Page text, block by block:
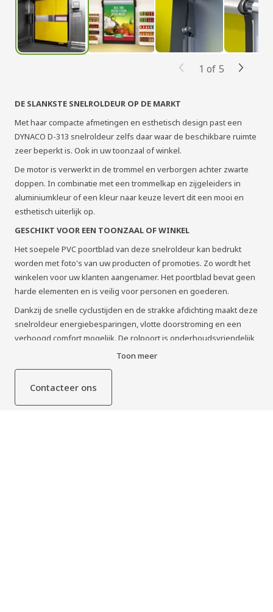
DE SLANKSTE SNELROLDEUR OP DE MARKT
Met haar compacte afmetingen en esthetisch design past een
DYNACO D-313 snelroldeur zelfs daar waar de beschikbare ruimte
zeer beperkt is. Ook in uw toonzaal of winkel.
De motor is verwerkt in de trommel en verborgen achter zwarte
doppen. In combinatie met een trommelkap en zijgeleiders in
aluminiumkleur of een kleur naar keuze levert dit een mooi en
esthetisch uiterlijk op.
GESCHIKT VOOR EEN TOONZAAL OF WINKEL
Het soepele PVC poortblad van deze snelroldeur kan bedrukt
worden met foto's van uw producten of promoties. Zo wordt het
winkelen voor uw klanten aangenamer. Het poortblad bevat geen
harde elementen en is veilig voor personen en goederen.
Dankzij de snelle cyclustijden en de strakke afdichting maakt deze
snelroldeur energiebesparingen, vlotte doorstroming en een
verhoogd comfort mogelijk. De rolpoort is onderhoudsvriendelijk
en houdt tocht, vocht, stof en vuil buiten.
Toon meer
Contacteer ons
1 of 5